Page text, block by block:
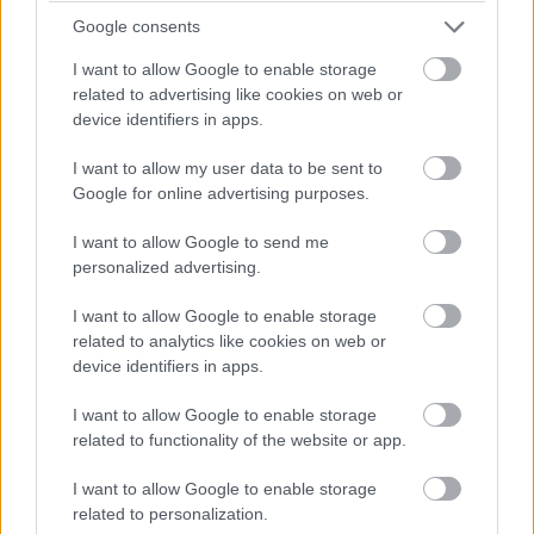
Google consents
I want to allow Google to enable storage
related to advertising like cookies on web or
device identifiers in apps.
I want to allow my user data to be sent to
Google for online advertising purposes.
I want to allow Google to send me
personalized advertising.
I want to allow Google to enable storage
related to analytics like cookies on web or
device identifiers in apps.
I want to allow Google to enable storage
related to functionality of the website or app.
I want to allow Google to enable storage
related to personalization.
Magnussen csúszik ki és veszi le a falat a bal hátsóval.
Egyelőre úgy tűnik, tovább tud menni a dán. Kár érte, nagyot
rajtolt a haasos.
Elrajtolt a mezőny! Verstappen jól kapta el a lámpák kialvását,
Hamilton kicsit összeértek, de nem forgott meg senki. Tiszta
volt az első kör.
Közben a mezőny elindult a felvezető körre.
Vessünk még egy gyors pillantást